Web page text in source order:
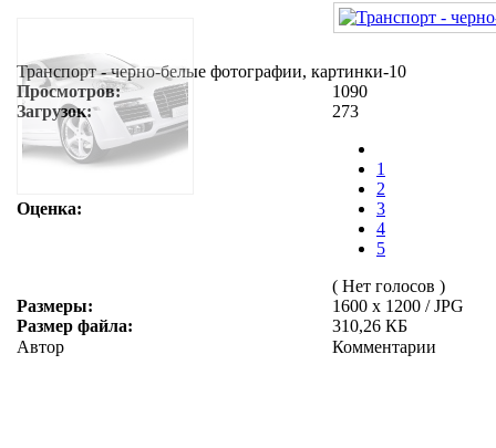
Транспорт - черно-белые фотографии, картинки-10
Просмотров:
1090
Загрузок:
273
Оценка:
1
2
3
4
5
( Нет голосов )
Размеры:
1600 x 1200 / JPG
Размер файла:
310,26 КБ
Автор
Комментарии